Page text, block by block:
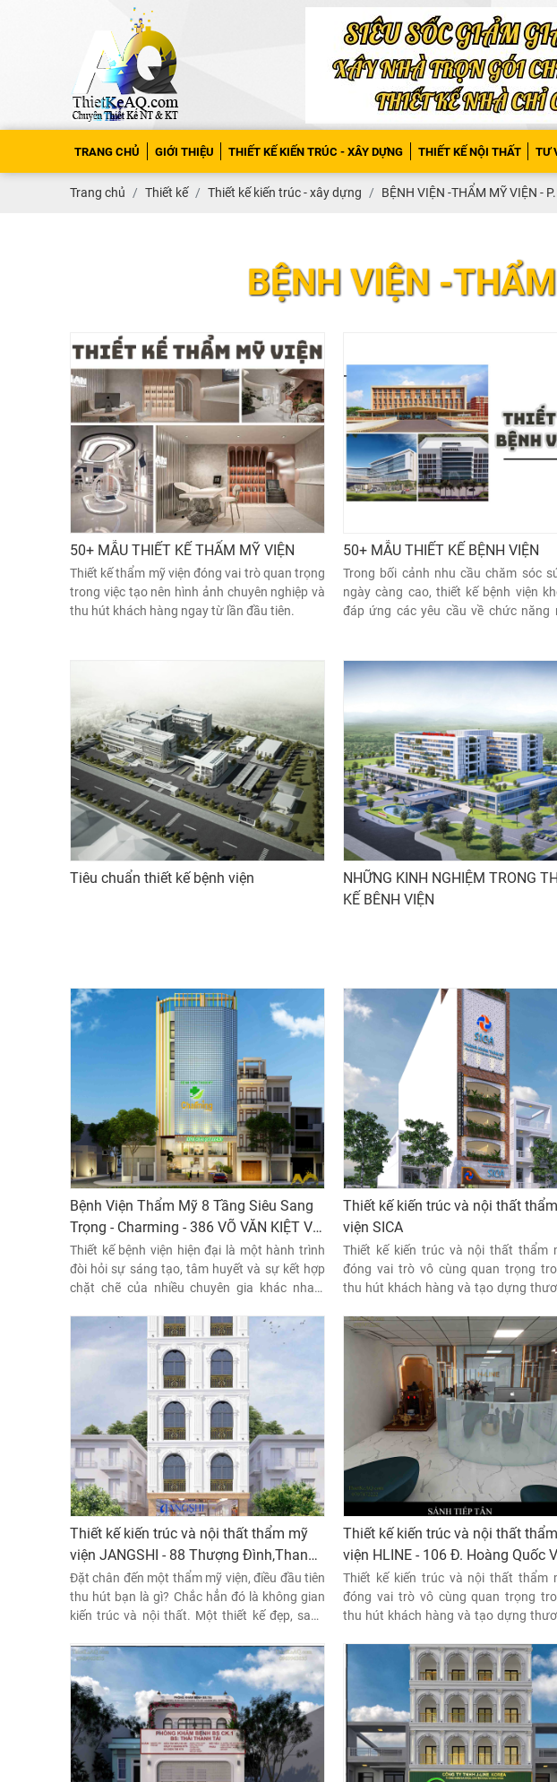
TRANG CHỦ GIỚI THIỆU THIẾT KẾ KIẾN TRÚC - XÂY DỰNG THIẾT KẾ NỘI THẤT TƯ
Trang chủ Thiết kế Thiết kế kiến trúc - xây dựng BỆNH VIỆN -THẨM MỸ VIỆN -
BỆNH VIỆN -
50+ MẪU THIẾT KẾ THẨM MỸ VIỆN
Thiết kế thẩm mỹ viện đóng vai trò quan trọng
trong việc tạo nên hình ảnh chuyên nghiệp và
thu hút khách hàng ngay từ lần đầu tiên.
50+ MẪU THIẾT KẾ BỆNH VIỆN
Trong bối cảnh nhu cầu chăm sóc
ngày càng cao, thiết kế bệnh viện
đáp ứng các yêu cầu về chức năng
Tiêu chuẩn thiết kế bệnh viện
NHỮNG KINH NGHIỆM TRONG
KẾ BÊNH VIỆN
Bệnh Viện Thẩm Mỹ 8 Tầng Siêu Sang
Trọng - Charming - 386 VÕ VĂN KIỆT VÀ
8/2B HỒ HẢO HỚN, PHƯỜNG CÔ GIANG,
QUẬN 1, TР.НСМ.
Thiết kế bệnh viện hiện đại là một hành trình
đòi hỏi sự sáng tạo, tâm huyết và sự kết hợp
chặt chẽ của nhiều chuyên gia khác nhau.
tiên tiến và đặt lợi ích của bệnh nhân lên hàng
đầu, chúng ta có thể kiến tạo những bệnh viện
hiện đại, nơi mà mọi người đều cảm thấy an
tâm, tin tưởng và được chăm sóc tốt nhất.
Thiết kế kiến trúc và nội thất
viện SICA
Thiết kế kiến trúc và nội thất thẩm
đóng vai trò vô cùng quan trọng
thu hút khách hàng và tạo dựng
tế sẽ mang đến cho khách hàng
thoải mái, thư giãn và an tâm khi sử
Thiết kế kiến trúc và nội thất thẩm mỹ
viện JANGSHI - 88 Thượng Đình,Thanh
Xuân,Hà Nội
Đặt chân đến một thẩm mỹ viện, điều đầu tiên
thu hút bạn là gì? Chắc hẳn đó là không gian
kiến trúc và nội thất. Một thiết kế đẹp, sang
mái, thư giãn và an tâm khi sử dụng dịch vụ.
Thiết kế kiến trúc và nội thất
viện HLINE - 106 Đ. Hoàng Quốc
Nhuế, Cầu Giấy, Hà Nội
Thiết kế kiến trúc và nội thất thẩm
đóng vai trò vô cùng quan trọng
thu hút khách hàng và tạo dựng
tế sẽ mang đến cho khách hàng
thoải mái, thư giãn và an tâm khi sử